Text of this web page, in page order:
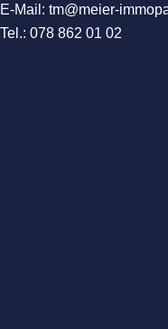
E-Mail: tm@meier-
Tel.: 078 862 01 02